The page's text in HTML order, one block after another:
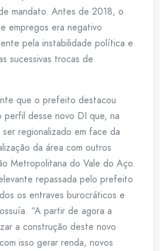
mandato. Antes de 2018, o
empregos era negativo
pela instabilidade política e
sucessivas trocas de
que o prefeito destacou
perfil desse novo DI que, na
regionalizado em face da
da área com outros
Metropolitana do Vale do Aço.
repassada pelo prefeito
os entraves burocráticos e
“A partir de agora a
a construção deste novo
isso gerar renda, novos